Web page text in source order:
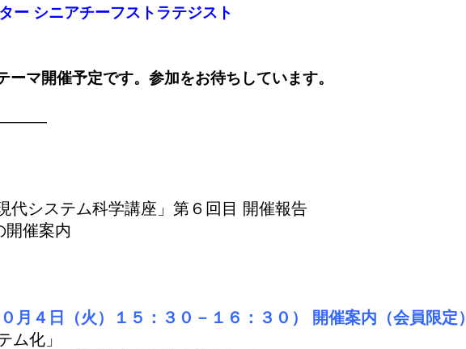
ーフストラテジスト
マ開催予定です。参加をお待ちしています。
システム科学講座」第６回目 開催報告
催案内
４日（火）１５：３０－１６：３０） 開催案内（会員限定）
化」